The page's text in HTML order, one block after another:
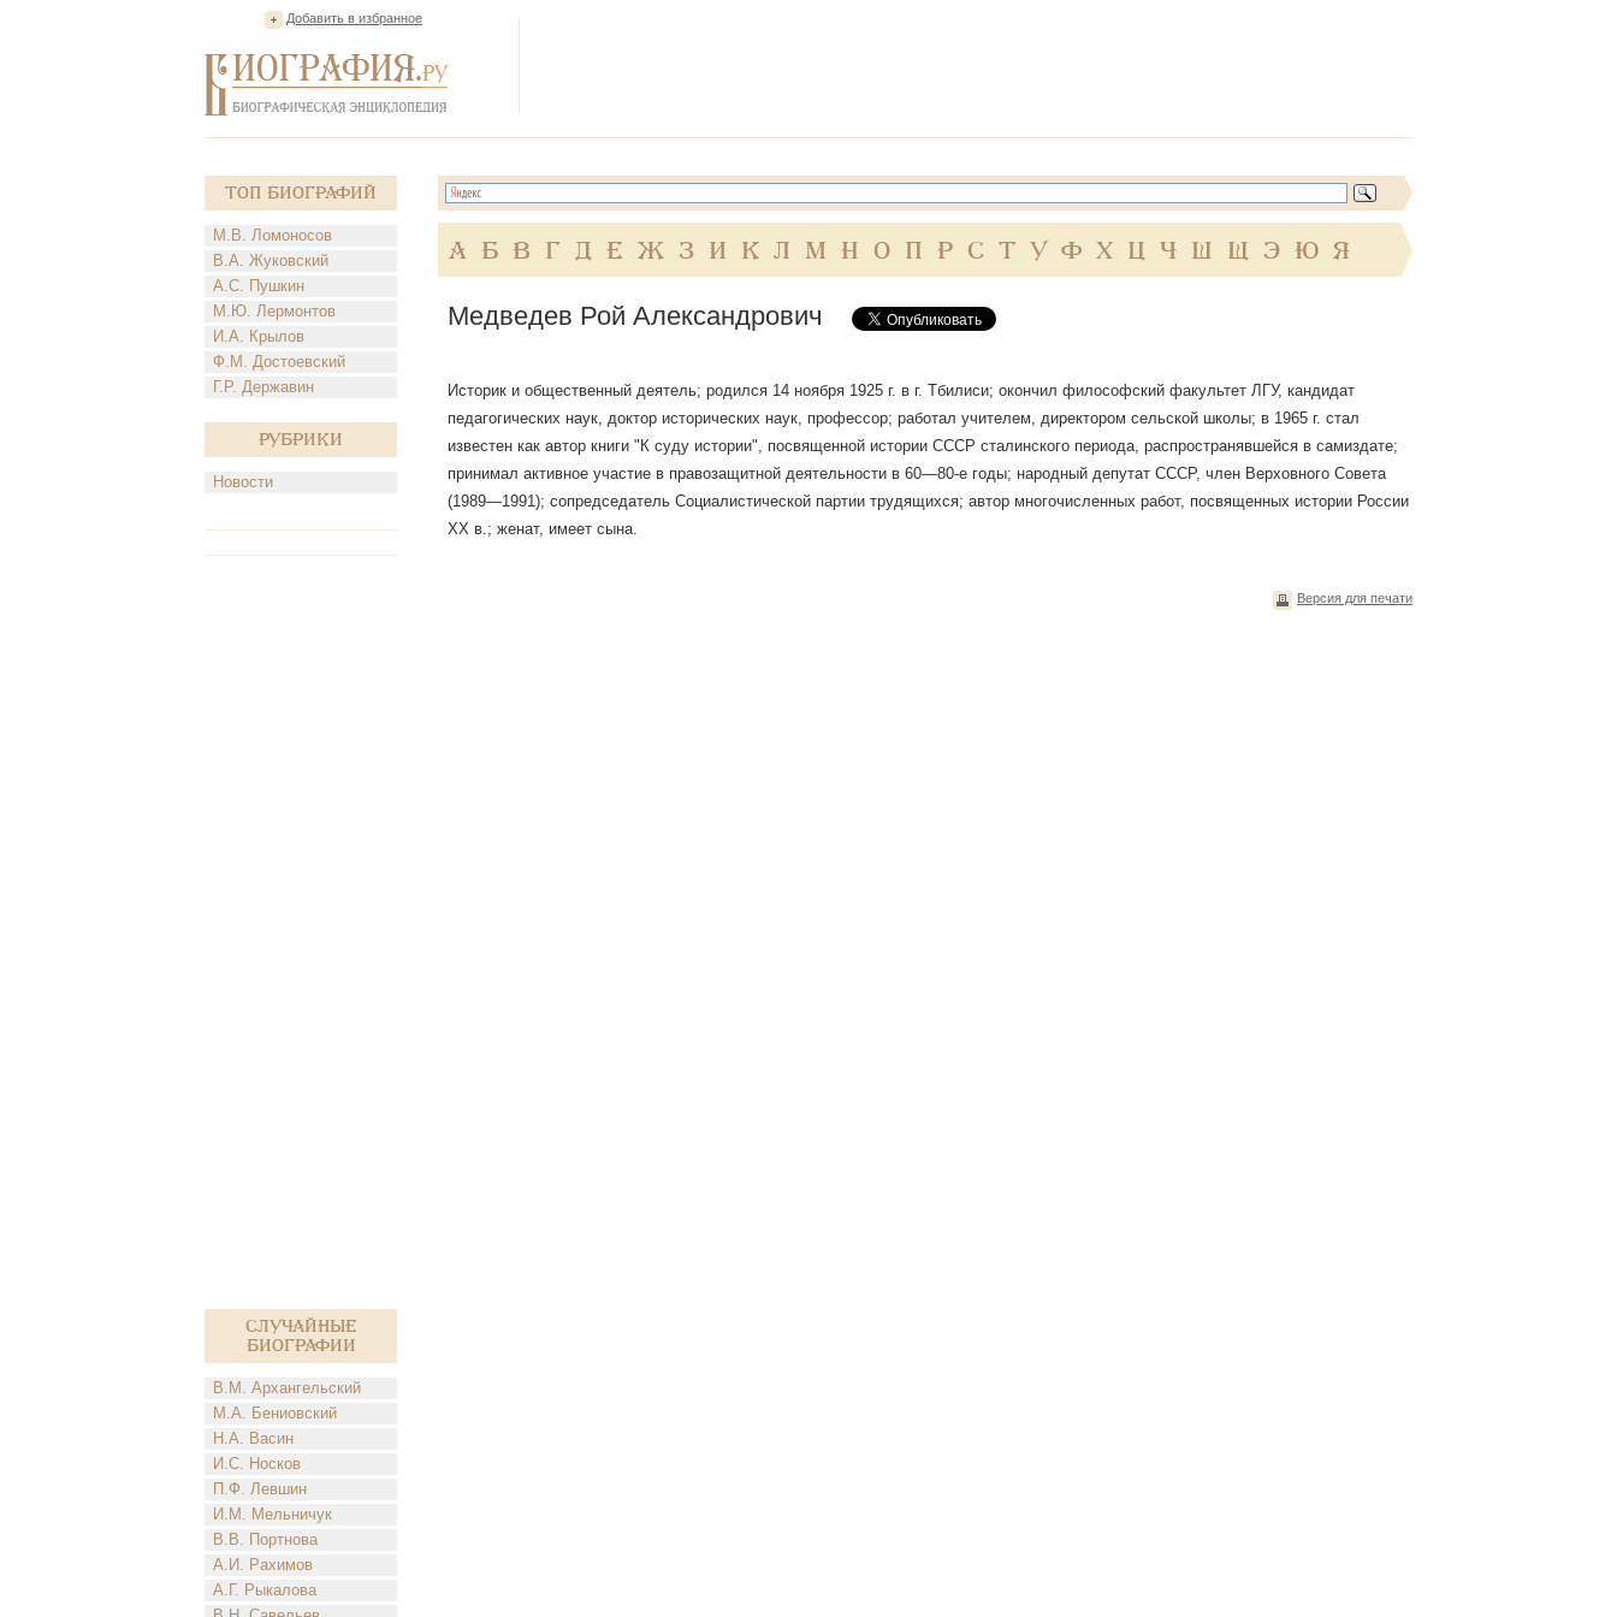
Добавить в избранное
Топ Биографий
М.В. Ломоносов
В.А. Жуковский
А.С. Пушкин
М.Ю. Лермонтов
И.А. Крылов
Ф.М. Достоевский
Г.Р. Державин
Рубрики
Новости
Случайные
биографии
В.М. Архангельский
М.А. Бениовский
Н.А. Васин
И.С. Носков
П.Ф. Левшин
И.М. Мельничук
В.В. Портнова
А.И. Рахимов
А.Г. Рыкалова
А Б В Г Д Е Ж З И К Л М Н О П Р С Т У Ф Х Ц Ч Ш Щ Э Ю Я
Медведев Рой Александрович
Историк и общественный деятель; родился 14 ноября 1925 г. в г. Тбилиси; окончил философский факультет ЛГУ, кандидат
педагогических наук, доктор исторических наук, профессор; работал учителем, директором сельской школы; в 1965 г. стал
известен как автор книги "К суду истории", посвященной истории СССР сталинского периода, распространявшейся в самиздате;
принимал активное участие в правозащитной деятельности в 60—80-е годы; народный депутат СССР, член Верховного Совета
(1989—1991); сопредседатель Социалистической партии трудящихся; автор многочисленных работ, посвященных истории России
ХХ в.; женат, имеет сына.
Версия для печати